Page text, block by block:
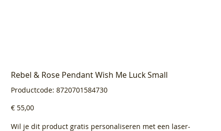
Rebel & Rose Pendant Wish Me Luck Small
Productcode: Productcode
8720701584730
8720701584730
Prijs
€ 55,00
Wil je dit product gratis personaliseren met een laser-